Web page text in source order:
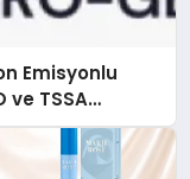
Emisyonlu
ve TSSA